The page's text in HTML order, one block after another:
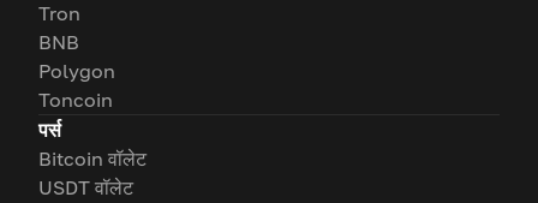
Tron
BNB
Polygon
Toncoin
पर्स
Bitcoin वॉलेट
USDT वॉलेट